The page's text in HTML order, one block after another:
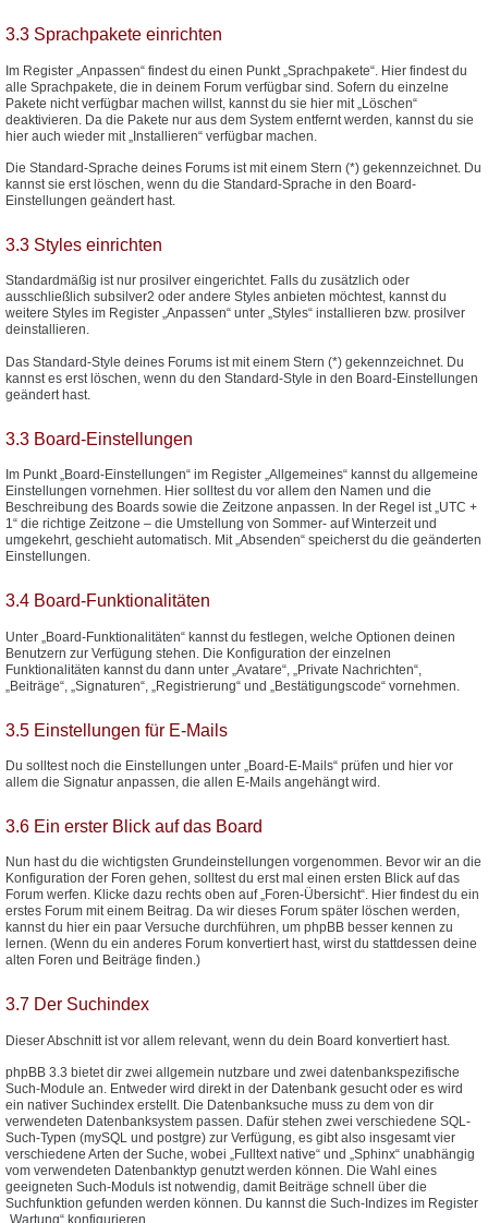
3.3 Sprachpakete einrichten
Im Register „Anpassen“ findest du einen Punkt „Sprachpakete“. Hier findest du
alle Sprachpakete, die in deinem Forum verfügbar sind. Sofern du einzelne
Pakete nicht verfügbar machen willst, kannst du sie hier mit „Löschen“
deaktivieren. Da die Pakete nur aus dem System entfernt werden, kannst du sie
hier auch wieder mit „Installieren“ verfügbar machen.
Die Standard-Sprache deines Forums ist mit einem Stern (*) gekennzeichnet. Du
kannst sie erst löschen, wenn du die Standard-Sprache in den Board-
Einstellungen geändert hast.
3.3 Styles einrichten
Standardmäßig ist nur prosilver eingerichtet. Falls du zusätzlich oder
ausschließlich subsilver2 oder andere Styles anbieten möchtest, kannst du
weitere Styles im Register „Anpassen“ unter „Styles“ installieren bzw. prosilver
deinstallieren.
Das Standard-Style deines Forums ist mit einem Stern (*) gekennzeichnet. Du
kannst es erst löschen, wenn du den Standard-Style in den Board-Einstellungen
geändert hast.
3.3 Board-Einstellungen
Im Punkt „Board-Einstellungen“ im Register „Allgemeines“ kannst du allgemeine
Einstellungen vornehmen. Hier solltest du vor allem den Namen und die
Beschreibung des Boards sowie die Zeitzone anpassen. In der Regel ist „UTC +
1“ die richtige Zeitzone – die Umstellung von Sommer- auf Winterzeit und
umgekehrt, geschieht automatisch. Mit „Absenden“ speicherst du die geänderten
Einstellungen.
3.4 Board-Funktionalitäten
Unter „Board-Funktionalitäten“ kannst du festlegen, welche Optionen deinen
Benutzern zur Verfügung stehen. Die Konfiguration der einzelnen
Funktionalitäten kannst du dann unter „Avatare“, „Private Nachrichten“,
„Beiträge“, „Signaturen“, „Registrierung“ und „Bestätigungscode“ vornehmen.
3.5 Einstellungen für E-Mails
Du solltest noch die Einstellungen unter „Board-E-Mails“ prüfen und hier vor
allem die Signatur anpassen, die allen E-Mails angehängt wird.
3.6 Ein erster Blick auf das Board
Nun hast du die wichtigsten Grundeinstellungen vorgenommen. Bevor wir an die
Konfiguration der Foren gehen, solltest du erst mal einen ersten Blick auf das
Forum werfen. Klicke dazu rechts oben auf „Foren-Übersicht“. Hier findest du ein
erstes Forum mit einem Beitrag. Da wir dieses Forum später löschen werden,
kannst du hier ein paar Versuche durchführen, um phpBB besser kennen zu
lernen. (Wenn du ein anderes Forum konvertiert hast, wirst du stattdessen deine
alten Foren und Beiträge finden.)
3.7 Der Suchindex
Dieser Abschnitt ist vor allem relevant, wenn du dein Board konvertiert hast.
phpBB 3.3 bietet dir zwei allgemein nutzbare und zwei datenbankspezifische
Such-Module an. Entweder wird direkt in der Datenbank gesucht oder es wird
ein nativer Suchindex erstellt. Die Datenbanksuche muss zu dem von dir
verwendeten Datenbanksystem passen. Dafür stehen zwei verschiedene SQL-
Such-Typen (mySQL und postgre) zur Verfügung, es gibt also insgesamt vier
verschiedene Arten der Suche, wobei „Fulltext native“ und „Sphinx“ unabhängig
vom verwendeten Datenbanktyp genutzt werden können. Die Wahl eines
geeigneten Such-Moduls ist notwendig, damit Beiträge schnell über die
Suchfunktion gefunden werden können. Du kannst die Such-Indizes im Register
„Wartung“ konfigurieren.